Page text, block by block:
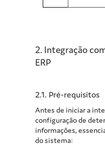
2. Integração
ERP
2.1. Pré-requisitos
Antes de iniciar a
configuração de
informações,
do sistema: